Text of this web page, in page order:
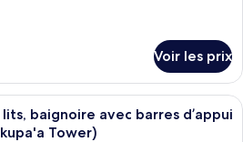
Voir les prix
Une chambre d’hôtel avec deux
baignoire avec barres d’appui
Tower)